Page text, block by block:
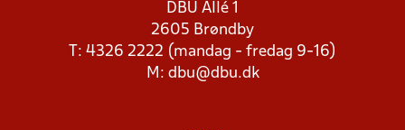
DBU Allé 1
2605 Brøndby
T: 4326 2222 (mandag - fredag 9-16)
M: dbu@dbu.dk